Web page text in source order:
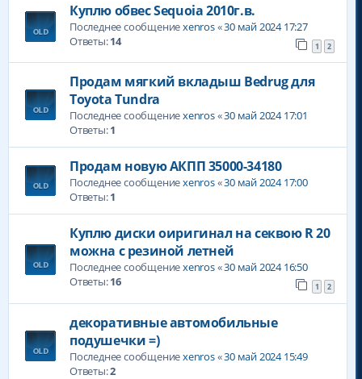
Куплю обвес Sequoia 2010г.в.
Последнее сообщениеxenros«30 май 2024 17:27
Ответы:14 1 2
Продам мягкий вкладыш Bedrug для
Toyota Tundra
Последнее сообщениеxenros«30 май 2024 17:01
Ответы:1
Продам новую АКПП 35000-34180
Последнее сообщениеxenros«30 май 2024 17:00
Ответы:1
Куплю диски оиригинал на секвою R 20
можна с резиной летней
Последнее сообщениеxenros«30 май 2024 16:50
Ответы:16 1 2
декоративные автомобильные
подушечки =)
Последнее сообщениеxenros«30 май 2024 15:49
Ответы:2